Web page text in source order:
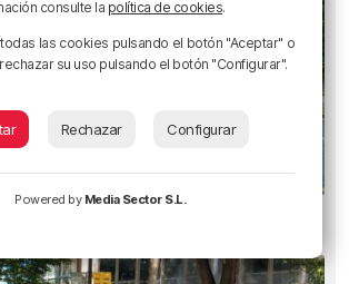
semana en Bilbao, Bizkaia y
4 al 10 de agosto
consulte la política de cookies.
las cookies pulsando el botón "Aceptar" o
su uso pulsando el botón "Configurar".
Rechazar Configurar
Powered by Media Sector S.L.